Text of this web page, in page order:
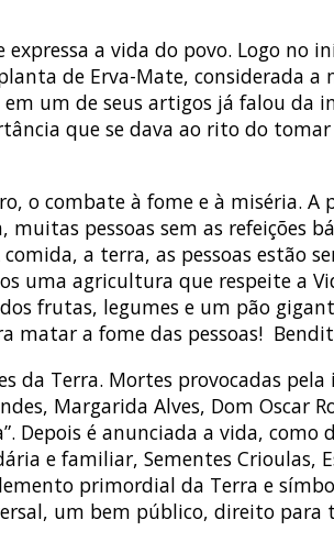
a vida do povo. Logo no
de Erva-Mate, considerada
um de seus artigos já falou
que se dava ao rito do
o combate à fome e à miséria.
pessoas sem as refeições
a terra, as pessoas estão
uma agricultura que respeite a
frutas, legumes e um pão
matar a fome das pessoas!
Terra. Mortes provocadas
Margarida Alves, Dom Oscar
é anunciada a vida, como
e familiar, Sementes Crioulas,
primordial da Terra e
um bem público, direito para